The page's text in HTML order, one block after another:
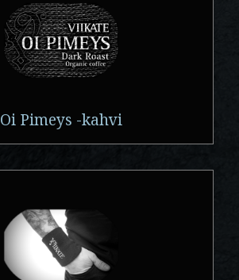
Oi Pimeys -kahvi